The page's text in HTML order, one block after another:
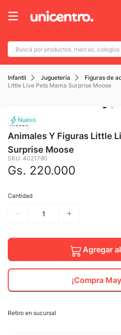
Buscá por productos, marcas,
Infantil Juguetería Figuras de
Little Live Pets Mama Surprise Moose
Moose
Animales Y Figuras Little
Surprise Moose
SKU: 4021790
Gs. 220.000
Cantidad
Agregar
¡Compra
Retiro en sucursal
Términos más buscados
1. adidas
botin
5. caterpillar
mochila
8.
jdy